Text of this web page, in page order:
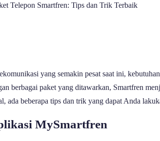
Telepon Smartfren: Tips dan Trik Terbaik
yang semakin pesat saat ini,
berbagai paket yang ditawarkan, Smartfren
ada beberapa tips dan trik yang dapat Anda
MySmartfren